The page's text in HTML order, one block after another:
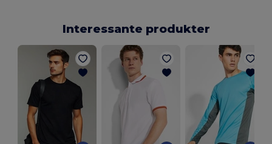
Interessante produkter